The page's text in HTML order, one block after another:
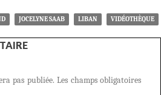
JOCELYNE SAAB LIBAN VIDÉOTHÈQUE
pas publiée. Les champs obligatoires